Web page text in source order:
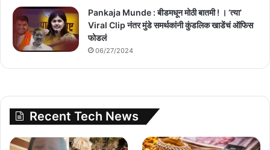
Pankaja Munde : बीडमधून मोठी बातमी ! । ‘त्या’
Viral Clip नंतर मुंडे समर्थकांनी कुंडलिक खाडेंचं ऑफिस
फोडलं
06/27/2024
Recent Tech News